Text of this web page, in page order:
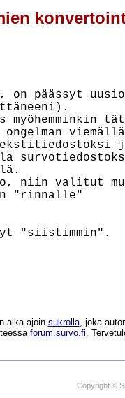
on päässyt
niin valitut
"rinnalle"
nyt "siistimmin".
aika ajoin sukrolla, joka
forum.survo.fi.
Copyright ©